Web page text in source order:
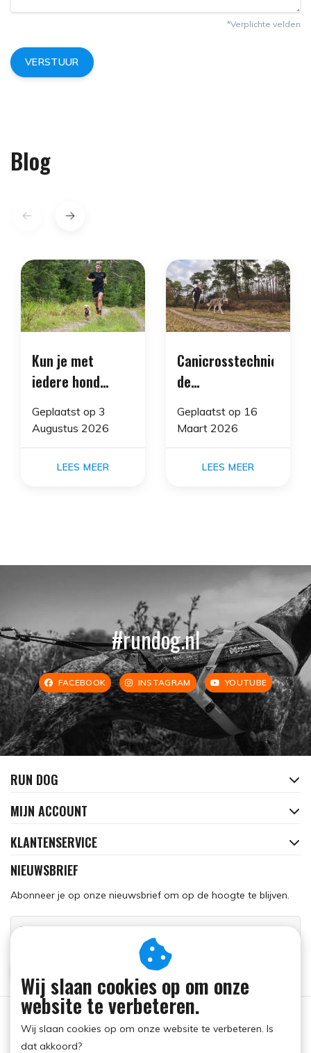
*Verplichte velden
VERSTUUR
Blog
Kun je met
iedere hond
canicrossen of
canitrailen?
Geplaatst op 3
Augustus 2026
LEES MEER
Canicrosstechniek:
de
biomechanica
van aanleuning
Geplaatst op 16
Maart 2026
LEES MEER
#rundog.nl
FACEBOOK INSTAGRAM YOUTUBE
RUN DOG
MIJN ACCOUNT
KLANTENSERVICE
NIEUWSBRIEF
Abonneer je op onze nieuwsbrief om op de hoogte te blijven.
Wij slaan cookies op om onze
website te verbeteren.
Wij slaan cookies op om onze website te verbeteren. Is
dat akkoord?